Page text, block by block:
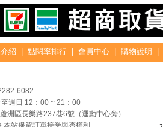
紹 點閱率排行 會員中心 購物說明
6082
週日 12：00 ~ 21：00
洲區長樂路237巷6號（運動中心旁）
本站保留訂單接受與否權利